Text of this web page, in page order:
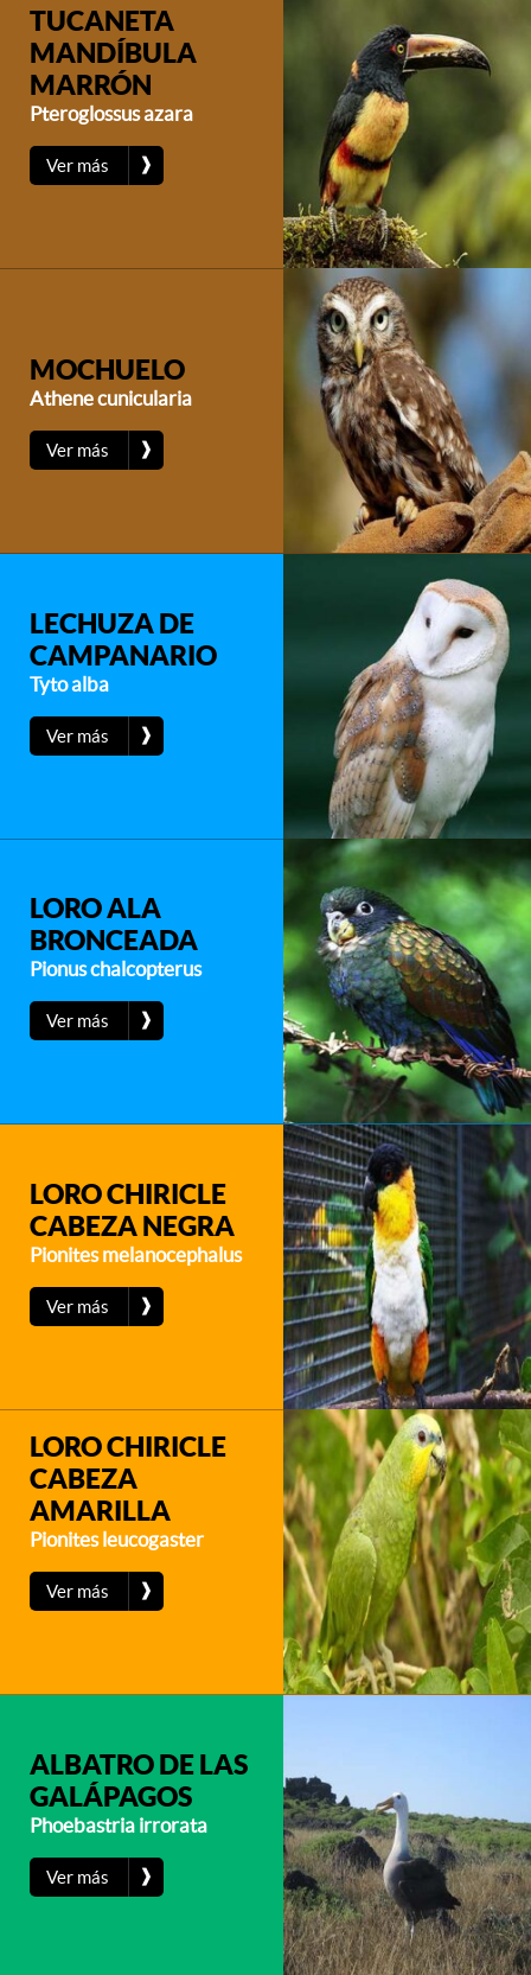
TUCANETA
MANDÍBULA
MARRÓN
Pteroglossus azara
Ver más ❱
MOCHUELO
Athene cunicularia
Ver más ❱
LECHUZA DE
CAMPANARIO
Tyto alba
Ver más ❱
LORO ALA
BRONCEADA
Pionus chalcopterus
Ver más ❱
LORO CHIRICLE
CABEZA NEGRA
Pionites melanocephalus
Ver más ❱
LORO CHIRICLE
CABEZA
AMARILLA
Pionites leucogaster
Ver más ❱
ALBATRO DE LAS
GALÁPAGOS
Phoebastria irrorata
Ver más ❱